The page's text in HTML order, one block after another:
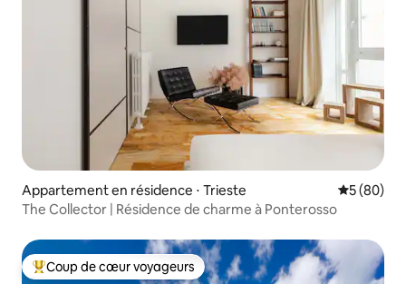
Appartement en résidence ⋅ Trieste
5 (80)
The Collector | Résidence de charme à Ponterosso
Coups de cœur voyageurs les plus appréciés
Coup de cœur voyageurs